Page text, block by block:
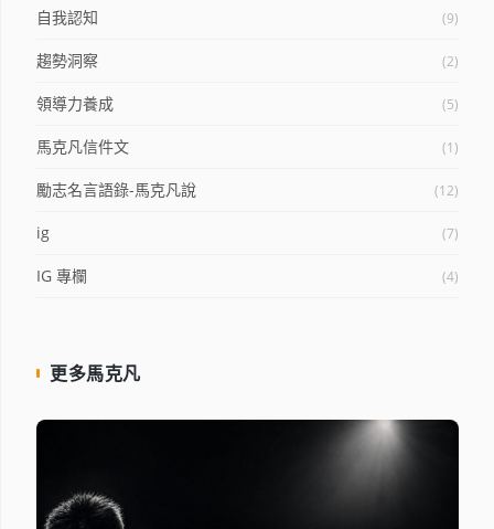
自我認知 (9)
趨勢洞察 (2)
領導力養成 (5)
馬克凡信件文 (1)
勵志名言語錄-馬克凡說 (12)
ig (7)
IG 專欄 (4)
更多馬克凡